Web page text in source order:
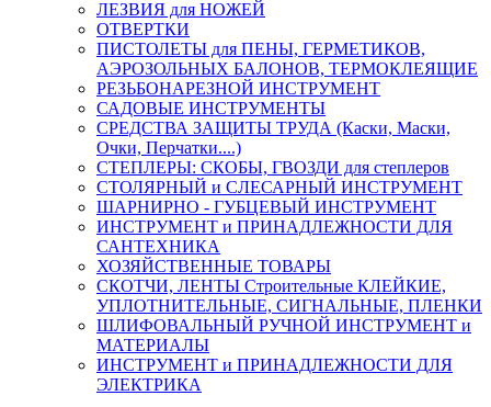
ЛЕЗВИЯ для НОЖЕЙ
ОТВЕРТКИ
ПИСТОЛЕТЫ для ПЕНЫ, ГЕРМЕТИКОВ,
АЭРОЗОЛЬНЫХ БАЛОНОВ, ТЕРМОКЛЕЯЩИЕ
РЕЗЬБОНАРЕЗНОЙ ИНСТРУМЕНТ
САДОВЫЕ ИНСТРУМЕНТЫ
СРЕДСТВА ЗАЩИТЫ ТРУДА (Каски, Маски,
Очки, Перчатки....)
СТЕПЛЕРЫ: СКОБЫ, ГВОЗДИ для степлеров
СТОЛЯРНЫЙ и СЛЕСАРНЫЙ ИНСТРУМЕНТ
ШАРНИРНО - ГУБЦЕВЫЙ ИНСТРУМЕНТ
ИНСТРУМЕНТ и ПРИНАДЛЕЖНОСТИ ДЛЯ
САНТЕХНИКА
ХОЗЯЙСТВЕННЫЕ ТОВАРЫ
СКОТЧИ, ЛЕНТЫ Строительные КЛЕЙКИЕ,
УПЛОТНИТЕЛЬНЫЕ, СИГНАЛЬНЫЕ, ПЛЕНКИ
ШЛИФОВАЛЬНЫЙ РУЧНОЙ ИНСТРУМЕНТ и
МАТЕРИАЛЫ
ИНСТРУМЕНТ и ПРИНАДЛЕЖНОСТИ ДЛЯ
ЭЛЕКТРИКА